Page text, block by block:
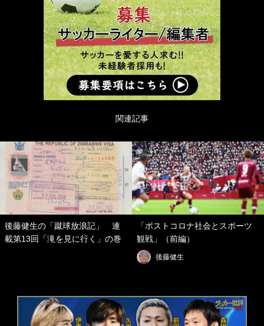
関連記事
後藤健生の「蹴球放浪記」 連
載第13回「滝を見に行く」の巻
「ポストコロナ社会とスポーツ
観戦」（前編）
後藤健生